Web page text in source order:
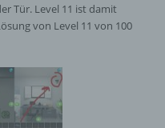
Tür. Level 11 ist damit
von Level 11 von 100